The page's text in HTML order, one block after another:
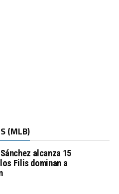
(MLB)
alcanza 15
Filis dominan a